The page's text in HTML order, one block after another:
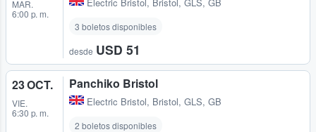
MAR.
6:00 p. m.
3 boletos disponibles
desde USD 51
23 OCT.
VIE.
6:30 p. m.
Panchiko Bristol
Electric Bristol, Bristol, GLS, GB
2 boletos disponibles